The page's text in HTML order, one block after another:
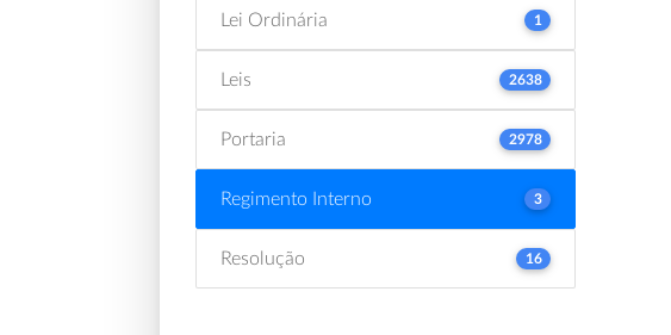
Lei Ordinária 1
Leis 2638
Portaria 2978
Regimento Interno 3
Resolução 16